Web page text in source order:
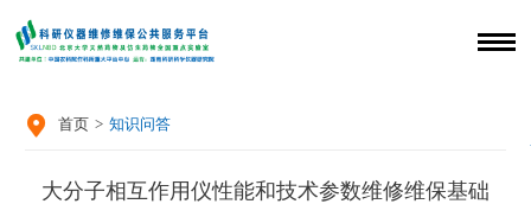
 首页 > 知识问答
大分子相互作用仪性能和技术参数维修维保基础